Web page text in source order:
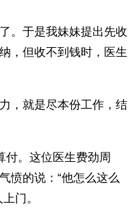
。于是我妹妹提出先收
，但收不到钱时，医生
，就是尽本份工作，结
付。这位医生费劲周
愤的说：“他怎么这么
门。